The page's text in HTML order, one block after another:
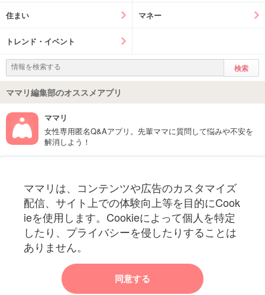
住まい マネー
トレンド・イベント
ママリ編集部のオススメアプリ
ママリ
女性専用匿名Q&Aアプリ。先輩ママに質問して悩みや不安を
解消しよう！
ママリは、コンテンツや広告のカスタマイズ
配信、サイト上での体験向上等を目的にCook
ieを使用します。Cookieによって個人を特定
したり、プライバシーを侵したりすることは
ありません。
同意する
妊娠〜子育て中のお役立ち情報を配信中
ママリからのお知らせ